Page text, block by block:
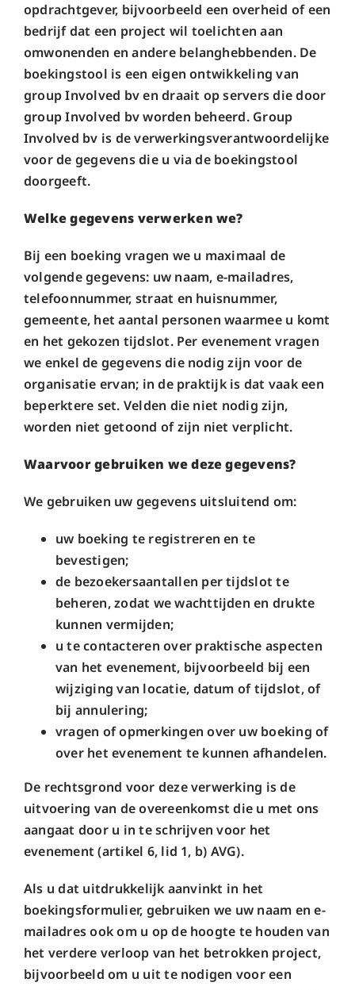
opdrachtgever, bijvoorbeeld een overheid of een
bedrijf dat een project wil toelichten aan
omwonenden en andere belanghebbenden. De
boekingstool is een eigen ontwikkeling van
group Involved bv en draait op servers die door
group Involved bv worden beheerd. Group
Involved bv is de verwerkingsverantwoordelijke
voor de gegevens die u via de boekingstool
doorgeeft.
Welke gegevens verwerken we?
Bij een boeking vragen we u maximaal de
volgende gegevens: uw naam, e-mailadres,
telefoonnummer, straat en huisnummer,
gemeente, het aantal personen waarmee u komt
en het gekozen tijdslot. Per evenement vragen
we enkel de gegevens die nodig zijn voor de
organisatie ervan; in de praktijk is dat vaak een
beperktere set. Velden die niet nodig zijn,
worden niet getoond of zijn niet verplicht.
Waarvoor gebruiken we deze gegevens?
We gebruiken uw gegevens uitsluitend om:
uw boeking te registreren en te
bevestigen;
de bezoekersaantallen per tijdslot te
beheren, zodat we wachttijden en drukte
kunnen vermijden;
u te contacteren over praktische aspecten
van het evenement, bijvoorbeeld bij een
wijziging van locatie, datum of tijdslot, of
bij annulering;
vragen of opmerkingen over uw boeking of
over het evenement te kunnen afhandelen.
De rechtsgrond voor deze verwerking is de
uitvoering van de overeenkomst die u met ons
aangaat door u in te schrijven voor het
evenement (artikel 6, lid 1, b) AVG).
Als u dat uitdrukkelijk aanvinkt in het
boekingsformulier, gebruiken we uw naam en e-
mailadres ook om u op de hoogte te houden van
het verdere verloop van het betrokken project,
bijvoorbeeld om u uit te nodigen voor een